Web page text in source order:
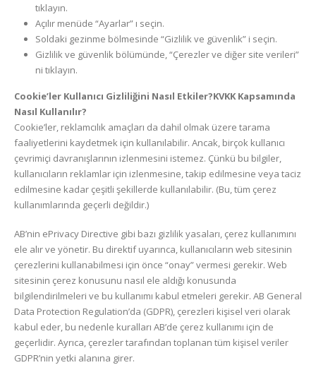
tıklayın.
Açılır menüde “Ayarlar” ı seçin.
Soldaki gezinme bölmesinde “Gizlilik ve güvenlik” i seçin.
Gizlilik ve güvenlik bölümünde, “Çerezler ve diğer site verileri”
ni tıklayın.
Cookie’ler Kullanıcı Gizliliğini Nasıl Etkiler?KVKK Kapsamında
Nasıl Kullanılır?
Cookie’ler, reklamcılık amaçları da dahil olmak üzere tarama
faaliyetlerini kaydetmek için kullanılabilir. Ancak, birçok kullanıcı
çevrimiçi davranışlarının izlenmesini istemez. Çünkü bu bilgiler,
kullanıcıların reklamlar için izlenmesine, takip edilmesine veya taciz
edilmesine kadar çeşitli şekillerde kullanılabilir. (Bu, tüm çerez
kullanımlarında geçerli değildir.)
AB’nin ePrivacy Directive gibi bazı gizlilik yasaları, çerez kullanımını
ele alır ve yönetir. Bu direktif uyarınca, kullanıcıların web sitesinin
çerezlerini kullanabilmesi için önce “onay” vermesi gerekir. Web
sitesinin çerez konusunu nasıl ele aldığı konusunda
bilgilendirilmeleri ve bu kullanımı kabul etmeleri gerekir. AB General
Data Protection Regulation’da (GDPR), çerezleri kişisel veri olarak
kabul eder, bu nedenle kuralları AB’de çerez kullanımı için de
geçerlidir. Ayrıca, çerezler tarafından toplanan tüm kişisel veriler
GDPR’nin yetki alanına girer.